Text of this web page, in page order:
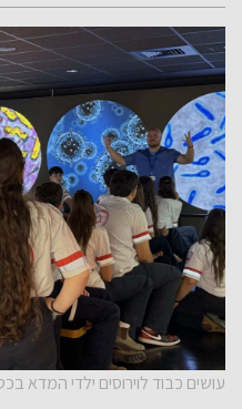
עושים כבוד לוירוסים ילדי המדא